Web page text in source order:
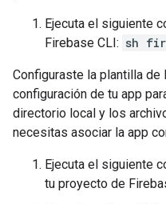
Ejecuta el siguiente
Firebase CLI: sh
Configuraste la plantilla de
configuración de tu app
directorio local y los
necesitas asociar la app
Ejecuta el siguiente
tu proyecto de